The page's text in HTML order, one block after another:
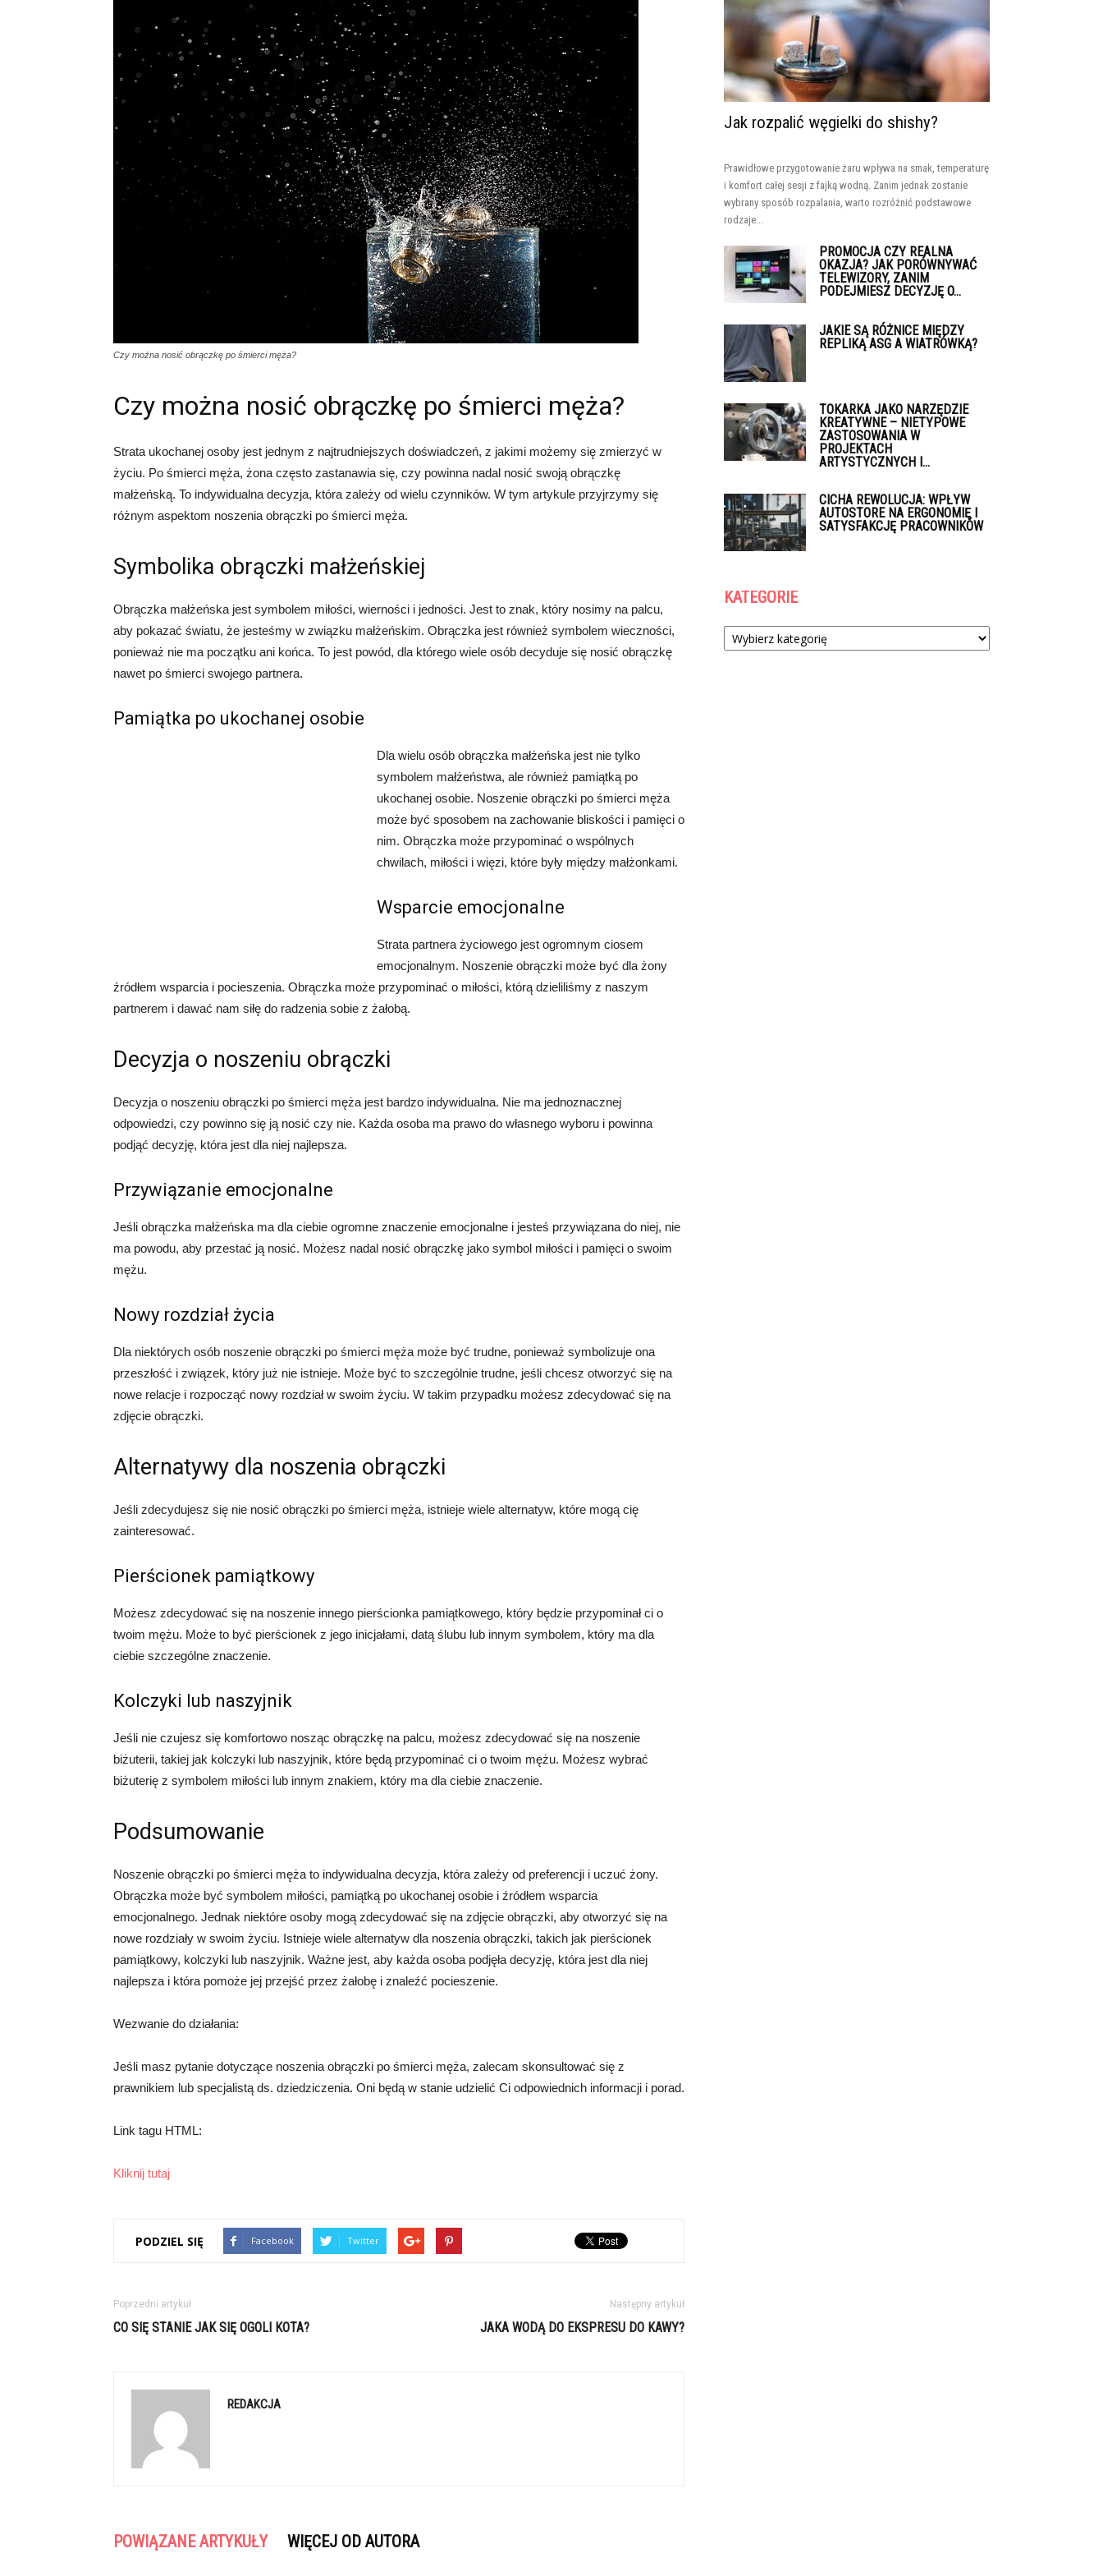
Czy można nosić obrączkę po śmierci męża?
Czy można nosić obrączkę po śmierci męża?
Strata ukochanej osoby jest jednym z najtrudniejszych doświadczeń, z jakimi możemy się zmierzyć w
życiu. Po śmierci męża, żona często zastanawia się, czy powinna nadal nosić swoją obrączkę
małżeńską. To indywidualna decyzja, która zależy od wielu czynników. W tym artykule przyjrzymy się
różnym aspektom noszenia obrączki po śmierci męża.
Symbolika obrączki małżeńskiej
Obrączka małżeńska jest symbolem miłości, wierności i jedności. Jest to znak, który nosimy na palcu,
aby pokazać światu, że jesteśmy w związku małżeńskim. Obrączka jest również symbolem wieczności,
ponieważ nie ma początku ani końca. To jest powód, dla którego wiele osób decyduje się nosić obrączkę
nawet po śmierci swojego partnera.
Pamiątka po ukochanej osobie
Dla wielu osób obrączka małżeńska jest nie tylko
symbolem małżeństwa, ale również pamiątką po
ukochanej osobie. Noszenie obrączki po śmierci męża
może być sposobem na zachowanie bliskości i pamięci o
nim. Obrączka może przypominać o wspólnych
chwilach, miłości i więzi, które były między małżonkami.
Wsparcie emocjonalne
Strata partnera życiowego jest ogromnym ciosem
emocjonalnym. Noszenie obrączki może być dla żony
źródłem wsparcia i pocieszenia. Obrączka może przypominać o miłości, którą dzieliliśmy z naszym
partnerem i dawać nam siłę do radzenia sobie z żałobą.
Decyzja o noszeniu obrączki
Decyzja o noszeniu obrączki po śmierci męża jest bardzo indywidualna. Nie ma jednoznacznej
odpowiedzi, czy powinno się ją nosić czy nie. Każda osoba ma prawo do własnego wyboru i powinna
podjąć decyzję, która jest dla niej najlepsza.
Przywiązanie emocjonalne
Jeśli obrączka małżeńska ma dla ciebie ogromne znaczenie emocjonalne i jesteś przywiązana do niej, nie
ma powodu, aby przestać ją nosić. Możesz nadal nosić obrączkę jako symbol miłości i pamięci o swoim
mężu.
Nowy rozdział życia
Dla niektórych osób noszenie obrączki po śmierci męża może być trudne, ponieważ symbolizuje ona
przeszłość i związek, który już nie istnieje. Może być to szczególnie trudne, jeśli chcesz otworzyć się na
nowe relacje i rozpocząć nowy rozdział w swoim życiu. W takim przypadku możesz zdecydować się na
zdjęcie obrączki.
Alternatywy dla noszenia obrączki
Jeśli zdecydujesz się nie nosić obrączki po śmierci męża, istnieje wiele alternatyw, które mogą cię
zainteresować.
Pierścionek pamiątkowy
Możesz zdecydować się na noszenie innego pierścionka pamiątkowego, który będzie przypominał ci o
twoim mężu. Może to być pierścionek z jego inicjałami, datą ślubu lub innym symbolem, który ma dla
ciebie szczególne znaczenie.
Kolczyki lub naszyjnik
Jeśli nie czujesz się komfortowo nosząc obrączkę na palcu, możesz zdecydować się na noszenie
biżuterii, takiej jak kolczyki lub naszyjnik, które będą przypominać ci o twoim mężu. Możesz wybrać
biżuterię z symbolem miłości lub innym znakiem, który ma dla ciebie znaczenie.
Podsumowanie
Noszenie obrączki po śmierci męża to indywidualna decyzja, która zależy od preferencji i uczuć żony.
Obrączka może być symbolem miłości, pamiątką po ukochanej osobie i źródłem wsparcia
emocjonalnego. Jednak niektóre osoby mogą zdecydować się na zdjęcie obrączki, aby otworzyć się na
nowe rozdziały w swoim życiu. Istnieje wiele alternatyw dla noszenia obrączki, takich jak pierścionek
pamiątkowy, kolczyki lub naszyjnik. Ważne jest, aby każda osoba podjęła decyzję, która jest dla niej
najlepsza i która pomoże jej przejść przez żałobę i znaleźć pocieszenie.
Wezwanie do działania:
Jeśli masz pytanie dotyczące noszenia obrączki po śmierci męża, zalecam skonsultować się z
prawnikiem lub specjalistą ds. dziedziczenia. Oni będą w stanie udzielić Ci odpowiednich informacji i porad.
Link tagu HTML:
Kliknij tutaj
PODZIEL SIĘ Facebook Twitter
Poprzedni artykuł
CO SIĘ STANIE JAK SIĘ OGOLI KOTA?
Następny artykuł
JAKA WODĄ DO EKSPRESU DO KAWY?
REDAKCJA
POWIĄZANE ARTYKUŁY WIĘCEJ OD AUTORA
Jak rozpalić węgielki do shishy?
Prawidłowe przygotowanie żaru wpływa na smak, temperaturę
i komfort całej sesji z fajką wodną. Zanim jednak zostanie
wybrany sposób rozpalania, warto rozróżnić podstawowe
rodzaje...
PROMOCJA CZY REALNA
OKAZJA? JAK PORÓWNYWAĆ
TELEWIZORY, ZANIM
PODEJMIESZ DECYZJĘ O...
JAKIE SĄ RÓŻNICE MIĘDZY
REPLIKĄ ASG A WIATRÓWKĄ?
TOKARKA JAKO NARZĘDZIE
KREATYWNE – NIETYPOWE
ZASTOSOWANIA W
PROJEKTACH
ARTYSTYCZNYCH I...
CICHA REWOLUCJA: WPŁYW
AUTOSTORE NA ERGONOMIĘ I
SATYSFAKCJĘ PRACOWNIKÓW
KATEGORIE
Kategorie